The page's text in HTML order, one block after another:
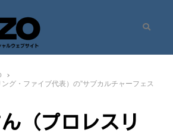
山憲三 Official Site
グ・ファイブ代表）の”サブカルチャーフェス
（プロレスリ